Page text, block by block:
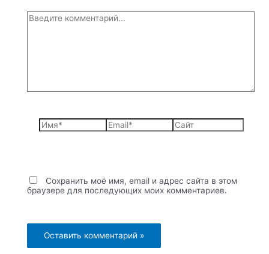
Введите
комментарий...
Имя* Email* Сайт
Сохранить моё имя, email и адрес сайта в этом
браузере для последующих моих комментариев.